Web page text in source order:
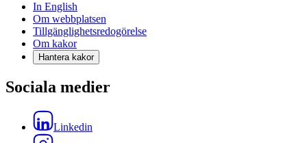
In English
Om webbplatsen
Tillgänglighetsredogörelse
Om kakor
Hantera kakor
Sociala medier
Linkedin